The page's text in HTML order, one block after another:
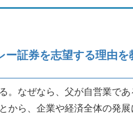
証券を志望する理由
。なぜなら、父が自営業で
から、企業や経済全体の発